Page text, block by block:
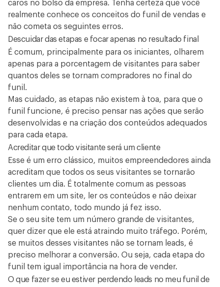
caros no bolso da empresa. Tenha certeza que você
realmente conhece os conceitos do funil de vendas e
não cometa os seguintes erros.
Descuidar das etapas e focar apenas no resultado final
É comum, principalmente para os iniciantes, olharem
apenas para a porcentagem de visitantes para saber
quantos deles se tornam compradores no final do
funil.
Mas cuidado, as etapas não existem à toa, para que o
funil funcione, é preciso pensar nas ações que serão
desenvolvidas e na criação dos conteúdos adequados
para cada etapa.
Acreditar que todo visitante será um cliente
Esse é um erro clássico, muitos empreendedores ainda
acreditam que todos os seus visitantes se tornarão
clientes um dia. É totalmente comum as pessoas
entrarem em um site, ler os conteúdos e não deixar
nenhum contato, todo mundo já fez isso.
Se o seu site tem um número grande de visitantes,
quer dizer que ele está atraindo muito tráfego. Porém,
se muitos desses visitantes não se tornam leads, é
preciso melhorar a conversão. Ou seja, cada etapa do
funil tem igual importância na hora de vender.
O que fazer se eu estiver perdendo leads no meu funil de